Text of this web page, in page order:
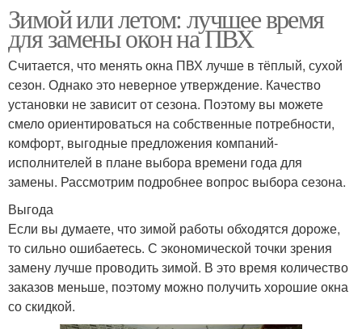
Зимой или летом: лучшее время
для замены окон на ПВХ
Считается, что менять окна ПВХ лучше в тёплый, сухой
сезон. Однако это неверное утверждение. Качество
установки не зависит от сезона. Поэтому вы можете
смело ориентироваться на собственные потребности,
комфорт, выгодные предложения компаний-
исполнителей в плане выбора времени года для
замены. Рассмотрим подробнее вопрос выбора сезона.
Выгода
Если вы думаете, что зимой работы обходятся дороже,
то сильно ошибаетесь. С экономической точки зрения
замену лучше проводить зимой. В это время количество
заказов меньше, поэтому можно получить хорошие окна
со скидкой.